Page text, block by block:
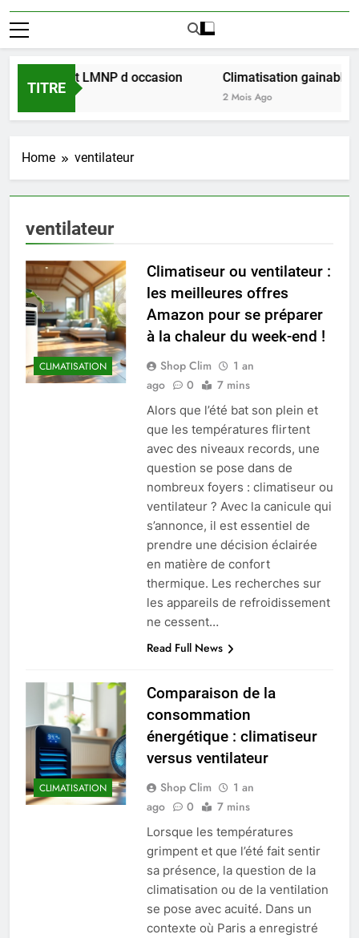
TITRE
l achat LMNP d occasion Climatisation gainable
2 Mois Ago
Home ventilateur
ventilateur
CLIMATISATION
Climatiseur ou ventilateur :
les meilleures offres
Amazon pour se préparer
à la chaleur du week-end !
Shop Clim
1 an
ago
0 7 mins
Alors que l’été bat son plein et
que les températures flirtent
avec des niveaux records, une
question se pose dans de
nombreux foyers : climatiseur ou
ventilateur ? Avec la canicule qui
s’annonce, il est essentiel de
prendre une décision éclairée
en matière de confort
thermique. Les recherches sur
les appareils de refroidissement
ne cessent…
Read Full News
CLIMATISATION
Comparaison de la
consommation
énergétique : climatiseur
versus ventilateur
Shop Clim
1 an
ago
0 7 mins
Lorsque les températures
grimpent et que l’été fait sentir
sa présence, la question de la
climatisation ou de la ventilation
se pose avec acuité. Dans un
contexte où Paris a enregistré